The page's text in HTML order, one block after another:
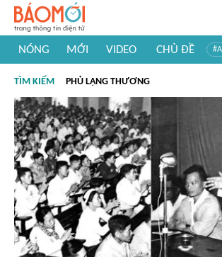
NÓNG MỚI VIDEO CHỦ ĐỀ
#Khám phá thế giới
TÌM KIẾM PHỦ LẠNG THƯƠNG